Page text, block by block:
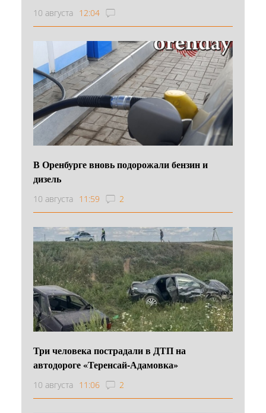
10 августа 12:04
В Оренбурге вновь подорожали бензин и
дизель
10 августа 11:59 2
Три человека пострадали в ДТП на
автодороге «Теренсай-Адамовка»
10 августа 11:06 2